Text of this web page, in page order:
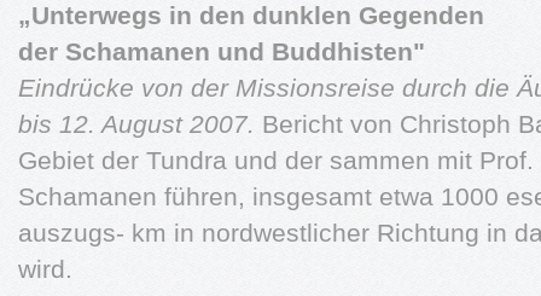
„Unterwegs in den dunklen Gegenden
der Schamanen und Buddhisten"
Eindrücke von der Missionsreise durch die
bis 12. August 2007. Bericht von Christoph
Gebiet der Tundra und der sammen mit
Schamanen führen, insgesamt etwa 1000
auszugs- km in nordwestlicher Richtung in
wird.